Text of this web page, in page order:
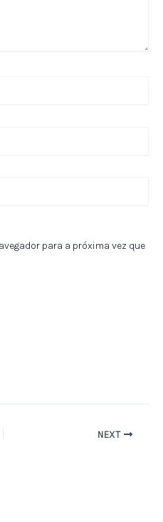
para a próxima vez que
NEXT